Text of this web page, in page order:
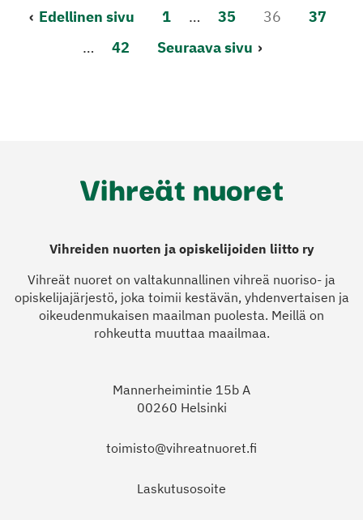
LisääEdellinen sivu 1 … 35 36
37
…
42 Seuraava sivu
Vihreiden nuorten ja opiskelijoiden liitto ry
Vihreät nuoret on valtakunnallinen vihreä nuoriso- ja
opiskelijajärjestö, joka toimii kestävän, yhdenvertaisen ja
oikeudenmukaisen maailman puolesta. Meillä on
rohkeutta muuttaa maailmaa.
Mannerheimintie 15b A
00260 Helsinki
toimisto@vihreatnuoret.fi
Laskutusosoite